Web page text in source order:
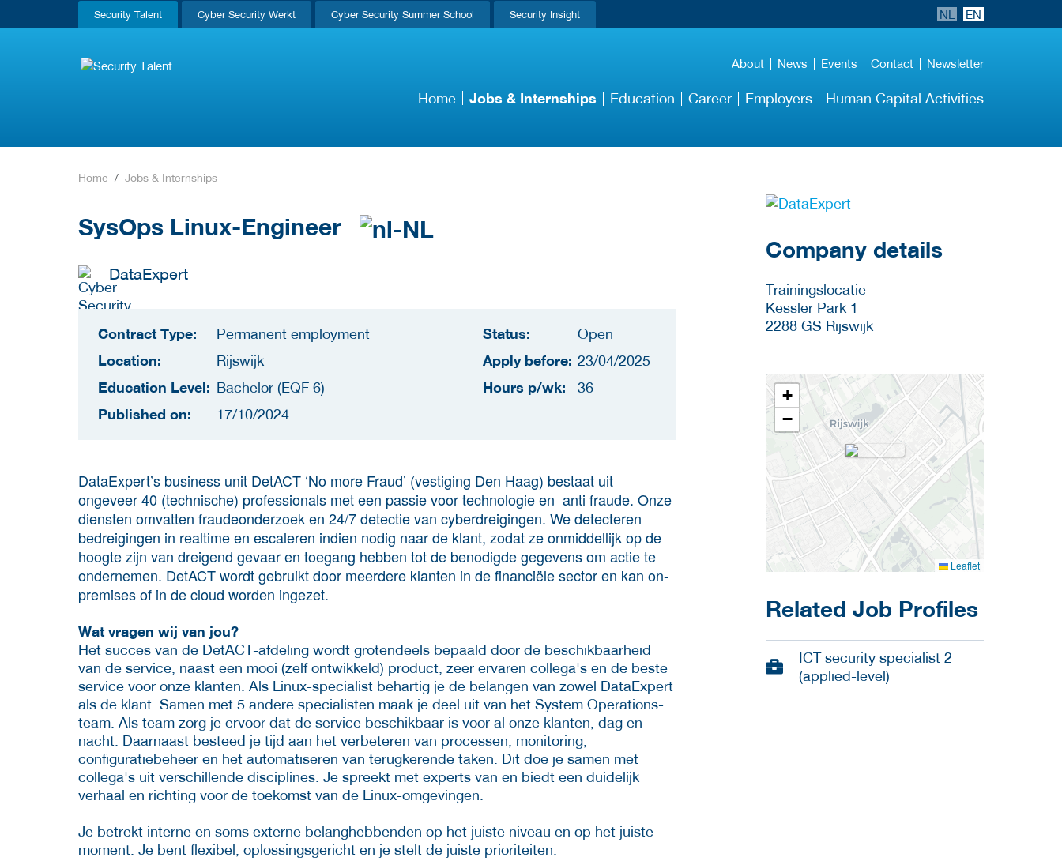
Security Talent Cyber Security Werkt Cyber Security Summer School Security Insight NL EN
About News Events Contact Newsletter
Home Jobs & Internships Education Career Employers Human Capital Activities
Home Jobs & Internships
SysOps Linux-Engineer
DataExpert
Contract Type: Permanent employment
Location: Rijswijk
Education Level: Bachelor (EQF 6)
Published on: 17/10/2024
Status: Open
Apply before: 23/04/2025
Hours p/wk: 36
DataExpert’s business unit DetACT ‘No more Fraud’ (vestiging Den Haag) bestaat uit
ongeveer 40 (technische) professionals met een passie voor technologie en anti fraude. Onze
diensten omvatten fraudeonderzoek en 24/7 detectie van cyberdreigingen. We detecteren
bedreigingen in realtime en escaleren indien nodig naar de klant, zodat ze onmiddellijk op de
hoogte zijn van dreigend gevaar en toegang hebben tot de benodigde gegevens om actie te
ondernemen. DetACT wordt gebruikt door meerdere klanten in de financiële sector en kan on-
premises of in de cloud worden ingezet.
Wat vragen wij van jou?
Het succes van de DetACT-afdeling wordt grotendeels bepaald door de beschikbaarheid
van de service, naast een mooi (zelf ontwikkeld) product, zeer ervaren collega's en de beste
service voor onze klanten. Als Linux-specialist behartig je de belangen van zowel DataExpert
als de klant. Samen met 5 andere specialisten maak je deel uit van het System Operations-
team. Als team zorg je ervoor dat de service beschikbaar is voor al onze klanten, dag en
nacht. Daarnaast besteed je tijd aan het verbeteren van processen, monitoring,
configuratiebeheer en het automatiseren van terugkerende taken. Dit doe je samen met
collega's uit verschillende disciplines. Je spreekt met experts van en biedt een duidelijk
verhaal en richting voor de toekomst van de Linux-omgevingen.
Je betrekt interne en soms externe belanghebbenden op het juiste niveau en op het juiste
moment. Je bent flexibel, oplossingsgericht en je stelt de juiste prioriteiten.
More Employer
Company details
Trainingslocatie
Kessler Park 1
2288 GS Rijswijk
+
−
Leaflet
Related Job Profiles
ICT security specialist 2
(applied-level)